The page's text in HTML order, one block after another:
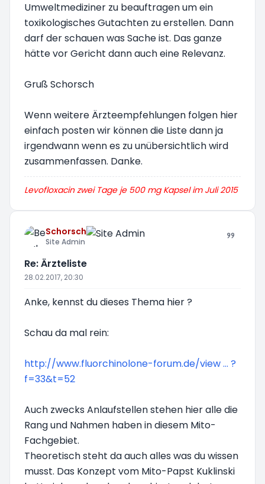
Umweltmediziner zu beauftragen um ein
toxikologisches Gutachten zu erstellen. Dann
darf der schauen was Sache ist. Das ganze
hätte vor Gericht dann auch eine Relevanz.
Gruß Schorsch
Wenn weitere Ärzteempfehlungen folgen hier
einfach posten wir können die Liste dann ja
irgendwann wenn es zu unübersichtlich wird
zusammenfassen. Danke.
Levofloxacin zwei Tage je 500 mg Kapsel im Juli 2015
Schorsch
Site Admin
Re: Ärzteliste
28.02.2017, 20:30
Anke, kennst du dieses Thema hier ?
Schau da mal rein:
http://www.fluorchinolone-forum.de/view ... ?
f=33&t=52
Auch zwecks Anlaufstellen stehen hier alle die
Rang und Nahmen haben in diesem Mito-
Fachgebiet.
Theoretisch steht da auch alles was du wissen
musst. Das Konzept vom Mito-Papst Kuklinski